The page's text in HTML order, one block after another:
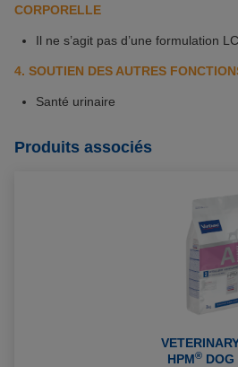
CORPORELLE
Il ne s’agit pas d’une formulation
4. SOUTIEN DES AUTRES
Santé urinaire
Produits associés
HPM®DOG